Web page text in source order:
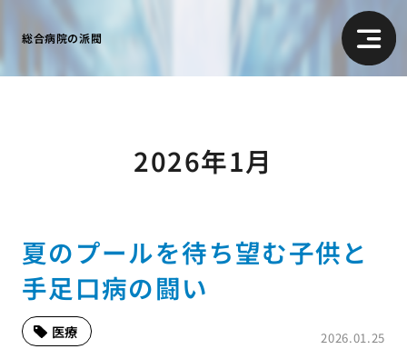
総合病院の派閥
2026年1月
夏のプールを待ち望む子供と
手足口病の闘い
2026.01.25
医療